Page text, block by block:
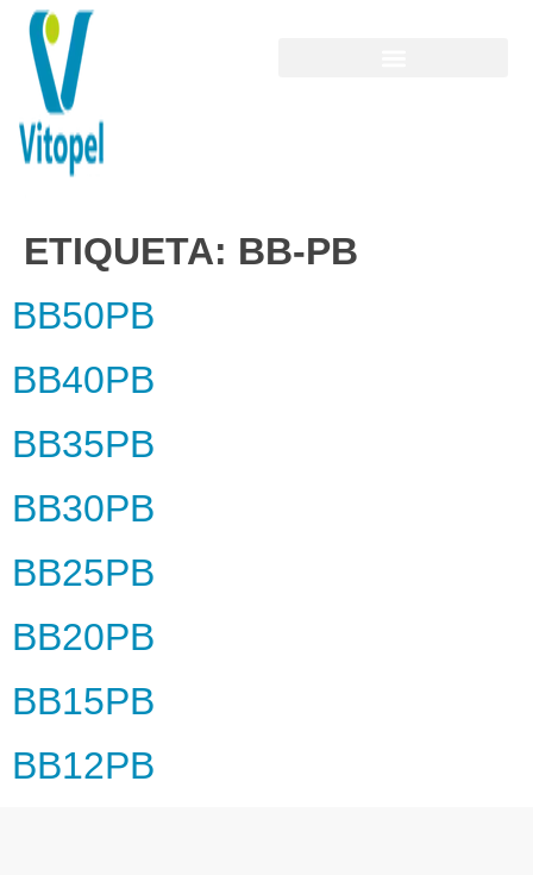
ETIQUETA: BB-PB
BB50PB
BB40PB
BB35PB
BB30PB
BB25PB
BB20PB
BB15PB
BB12PB